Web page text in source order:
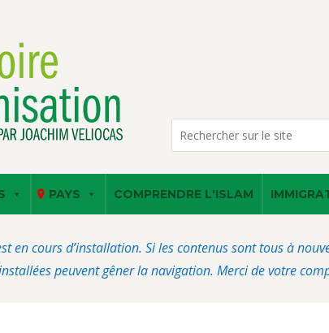
PAYS COMPRENDRE L'ISLAM
en cours d’installation. Si les contenus sont tous à
peuvent gêner la navigation. Merci de votre